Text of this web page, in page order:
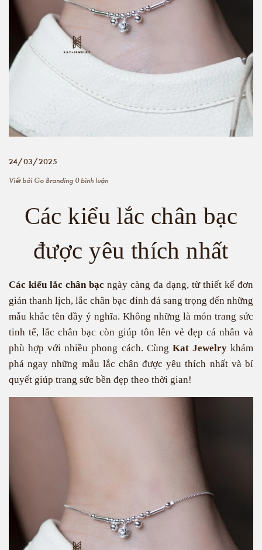
24/03/2025
Viết bởi Go Branding 0 bình luận
Các kiểu lắc chân bạc
được yêu thích nhất
Các kiểu lắc chân bạc ngày càng đa dạng, từ thiết kế đơn
giản thanh lịch, lắc chân bạc đính đá sang trọng đến những
mẫu khắc tên đầy ý nghĩa. Không những là món trang sức
tinh tế, lắc chân bạc còn giúp tôn lên vẻ đẹp cá nhân và
phù hợp với nhiều phong cách. Cùng Kat Jewelrykhám
phá ngay những mẫu lắc chân được yêu thích nhất và bí
quyết giúp trang sức bền đẹp theo thời gian!